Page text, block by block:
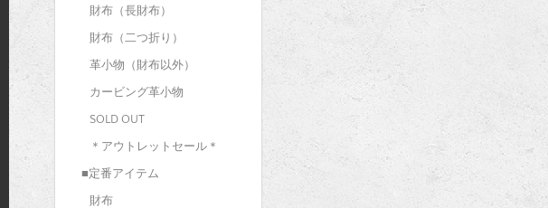
財布（長財布）
財布（二つ折り）
革小物（財布以外）
カービング革小物
SOLD OUT
＊アウトレットセール＊
■定番アイテム
財布